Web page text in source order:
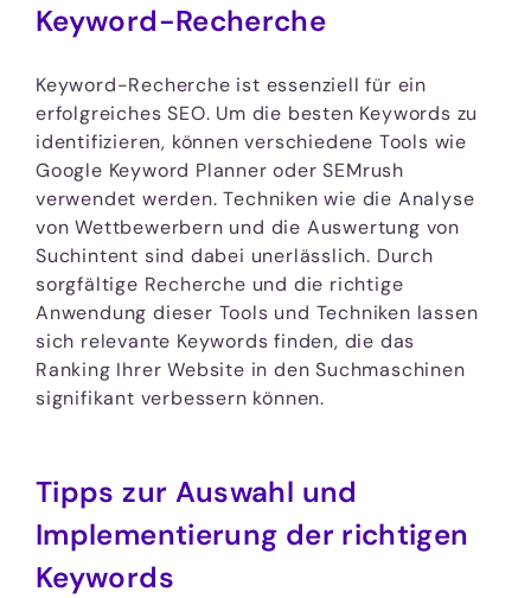
Keyword-Recherche
Keyword-Recherche ist essenziell für ein
erfolgreiches SEO. Um die besten Keywords zu
identifizieren, können verschiedene Tools wie
Google Keyword Planner oder SEMrush
verwendet werden. Techniken wie die Analyse
von Wettbewerbern und die Auswertung von
Suchintent sind dabei unerlässlich. Durch
sorgfältige Recherche und die richtige
Anwendung dieser Tools und Techniken lassen
sich relevante Keywords finden, die das
Ranking Ihrer Website in den Suchmaschinen
signifikant verbessern können.
Tipps zur Auswahl und
Implementierung der richtigen
Keywords